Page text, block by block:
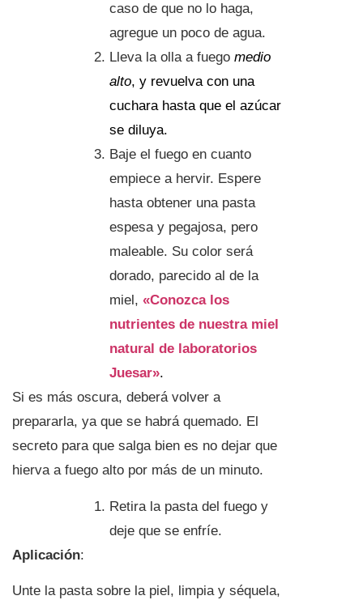
caso de que no lo haga,
agregue un poco de agua.
Lleva la olla a fuego medio
alto, y revuelva con una
cuchara hasta que el azúcar
se diluya.
Baje el fuego en cuanto
empiece a hervir. Espere
hasta obtener una pasta
espesa y pegajosa, pero
maleable. Su color será
dorado, parecido al de la
miel, «Conozca los
nutrientes de nuestra miel
natural de laboratorios
Juesar».
Si es más oscura, deberá volver a
prepararla, ya que se habrá quemado. El
secreto para que salga bien es no dejar que
hierva a fuego alto por más de un minuto.
Retira la pasta del fuego y
deje que se enfríe.
Aplicación:
Unte la pasta sobre la piel, limpia y séquela,